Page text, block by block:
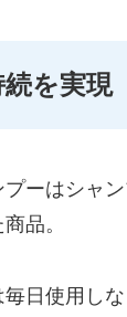
を実現
プーはシャ
品。
日使用し